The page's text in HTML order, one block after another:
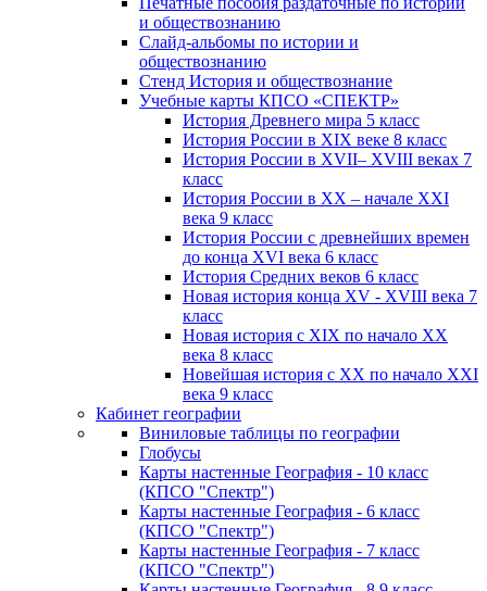
и обществознанию
Слайд-альбомы по истории и
обществознанию
Стенд История и обществознание
Учебные карты КПСО «СПЕКТР»
История Древнего мира 5 класс
История России в XIX веке 8 класс
История России в XVII– XVIII веках 7
класс
История России в XX – начале XXI
века 9 класс
История России с древнейших времен
до конца XVI века 6 класс
История Средних веков 6 класс
Новая история конца XV - XVIII века 7
класс
Новая история с XIX по начало XX
века 8 класс
Новейшая история с XX по начало XXI
века 9 класс
Кабинет географии
Виниловые таблицы по географии
Глобусы
Карты настенные География - 10 класс
(КПСО "Спектр")
Карты настенные География - 6 класс
(КПСО "Спектр")
Карты настенные География - 7 класс
(КПСО "Спектр")